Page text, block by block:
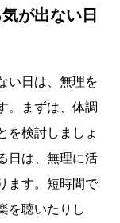
が出ない日
い日は、無理を
。まずは、体調
を検討しましょ
日は、無理に活
ます。短時間で
を聴いたりし